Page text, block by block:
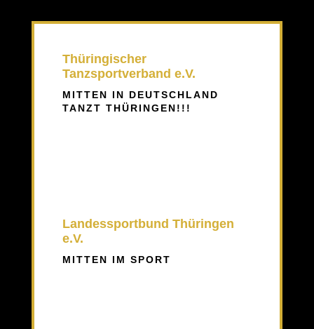
Thüringischer
Tanzsportverband e.V.
MITTEN IN DEUTSCHLAND
TANZT THÜRINGEN!!!
Landessportbund Thüringen
e.V.
MITTEN IM SPORT